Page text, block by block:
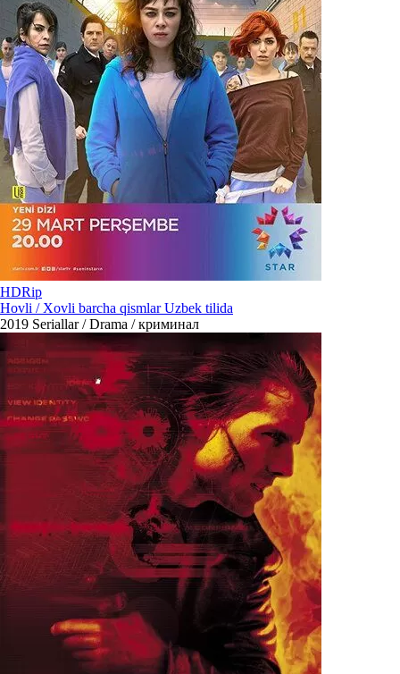
HDRip
Hovli / Xovli barcha qismlar Uzbek tilida
2019 Seriallar / Drama / криминал